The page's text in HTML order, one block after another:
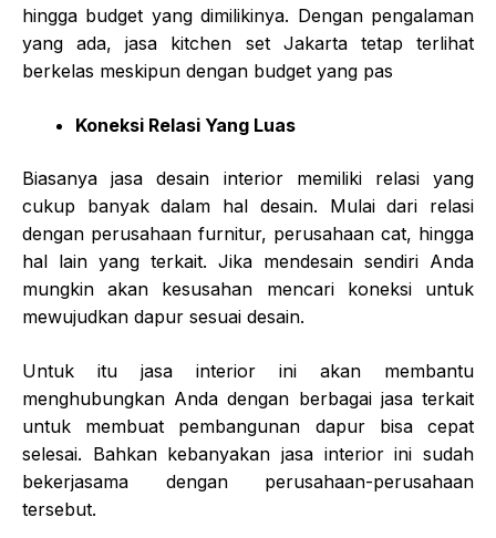
hingga budget yang dimilikinya. Dengan pengalaman
yang ada,jasa kitchen set Jakartatetap terlihat
berkelas meskipun dengan budget yang pas
Koneksi Relasi Yang Luas
Biasanya jasa desain interior memiliki relasi yang
cukup banyak dalam hal desain. Mulai dari relasi
dengan perusahaan furnitur, perusahaan cat, hingga
hal lain yang terkait. Jika mendesain sendiri Anda
mungkin akan kesusahan mencari koneksi untuk
mewujudkan dapur sesuai desain.
Untuk itu jasa interior ini akan membantu
menghubungkan Anda dengan berbagai jasa terkait
untuk membuat pembangunan dapur bisa cepat
selesai. Bahkan kebanyakan jasa interior ini sudah
bekerjasama dengan perusahaan-perusahaan
tersebut.